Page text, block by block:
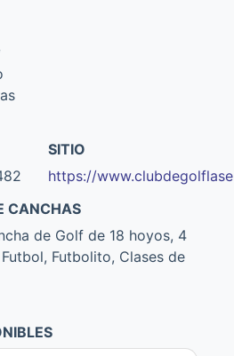
SITIO
https://
CANCHAS
de Golf de 18 hoyos, 4
Futbolito, Clases de